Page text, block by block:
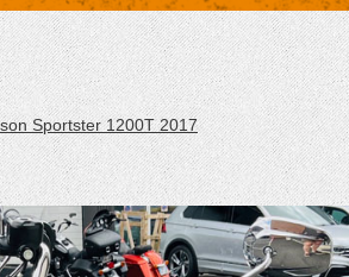
Sportster 1200T 2017